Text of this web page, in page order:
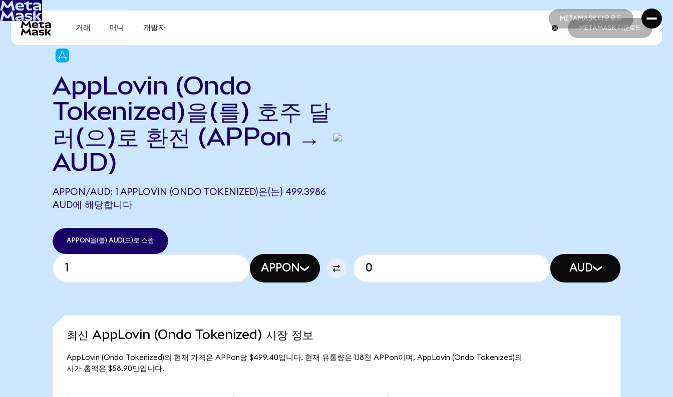
METAMASK 다운로드
METAMASK 다운로드
거래 머니 개발자 METAMASK 다운로드
AppLovin (Ondo
Tokenized)을(를) 호주 달
러(으)로 환전 (APPon →
AUD)
APPON/AUD: 1 APPLOVIN (ONDO TOKENIZED)은(는) 499.3986
AUD에 해당합니다
APPON을(를) AUD(으)로 스왑
APPON AUD
최신 AppLovin (Ondo Tokenized) 시장 정보
AppLovin (Ondo Tokenized)의 현재 가격은 APPon당 $499.40입니다. 현재 유통량은 1.18천 APPon이며, AppLovin (Ondo Tokenized)의
시가 총액은 $58.90만입니다.